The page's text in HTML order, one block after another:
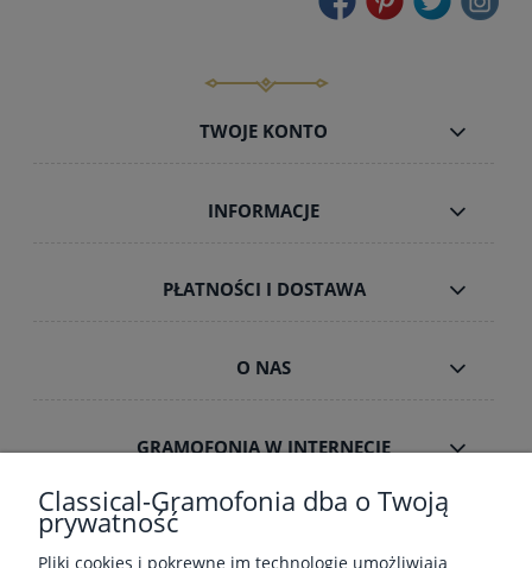
TWOJE KONTO
INFORMACJE
PŁATNOŚCI I DOSTAWA
O NAS
GRAMOFONIA W INTERNECIE
Classical-Gramofonia dba o Twoją
prywatność
Pliki cookies i pokrewne im technologie umożliwiają